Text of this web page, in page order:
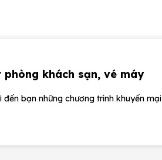
khách sạn, vé máy
bạn những chương trình khuyến mại